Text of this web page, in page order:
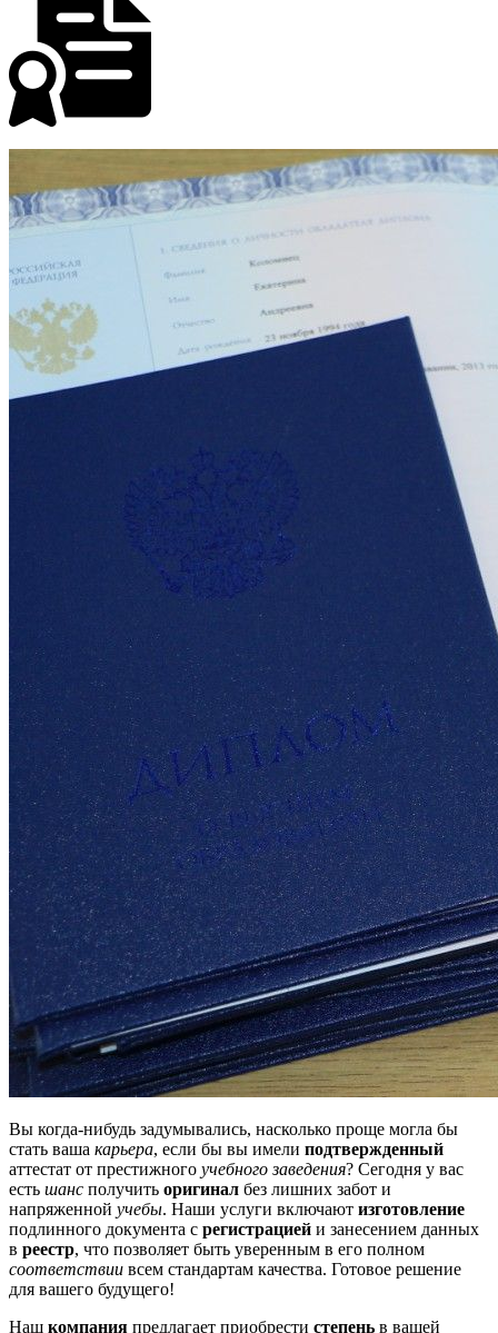
Вы когда-нибудь задумывались, насколько проще могла бы
стать ваша карьера, если бы вы имели подтвержденный
аттестат от престижного учебного заведения? Сегодня у вас
есть шанс получить оригинал без лишних забот и
напряженной учебы. Наши услуги включают изготовление
подлинного документа с регистрацией и занесением данных
в реестр, что позволяет быть уверенным в его полном
соответствии всем стандартам качества. Готовое решение
для вашего будущего!
Наш компания предлагает приобрести степень в вашей